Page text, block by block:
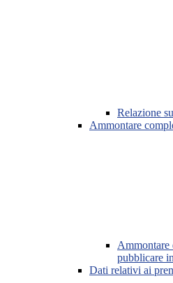
Relazione
Ammontare
Ammontare
pubblicare
Dati relativi ai